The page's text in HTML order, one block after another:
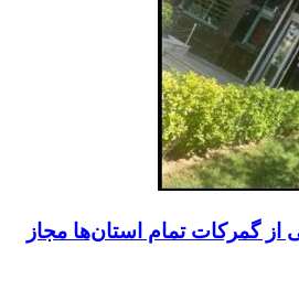
از گمرکات تمام استان‌ها مجاز